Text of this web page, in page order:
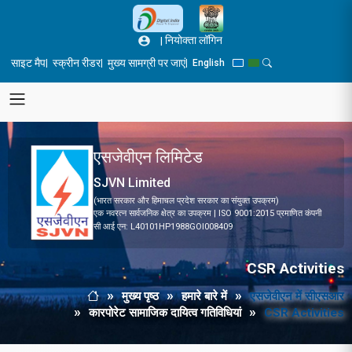
| नियोक्ता लॉगिन
साइट मैप स्क्रीन रीडर| मुख्य सामग्री पर जाएं| English
Blue Theme
Green Theme
Toggle Search
एसजेवीएन लिमिटेड
SJVN Limited
(भारत सरकार और हिमाचल प्रदेश सरकार का संयुक्त उपक्रम)
एक नवरत्न सार्वजनिक क्षेत्र का उपक्रम | ISO 9001:2015 प्रमाणित कंपनी
सी आई एन: L40101HP1988GOI008409
CSR Activities
Breadcrumb
मुख्य पृष्ठमुख्य पृष्ठ हमारे बारे में
एसजेवीएन में सीएसआर
कारपोरेट सामाजिक दायित्‍व ग‍तिविधियां
CSR Activities